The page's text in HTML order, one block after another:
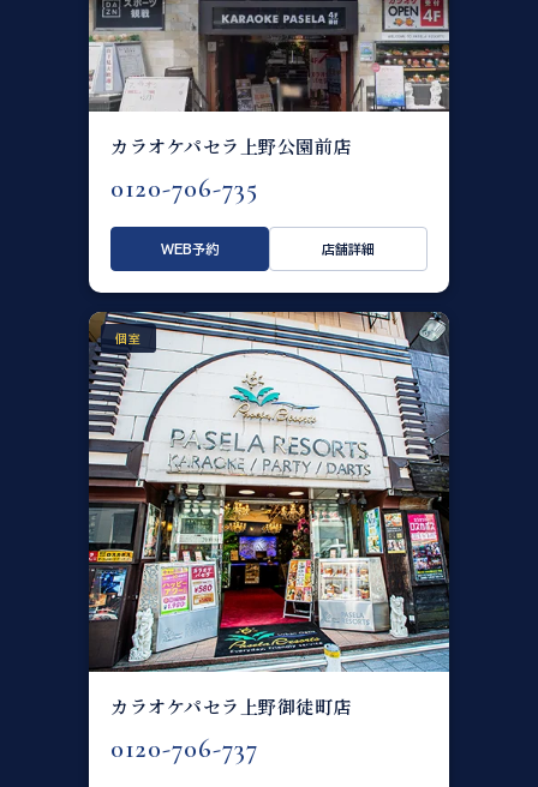
カラオケパセラ上野公園前店
0120-706-735
WEB予約 店舗詳細
個室
カラオケパセラ上野御徒町店
0120-706-737